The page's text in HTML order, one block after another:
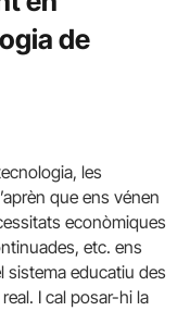
de
les
que ens vénen
econòmiques
etc. ens
sistema educatiu des
I cal posar-hi la